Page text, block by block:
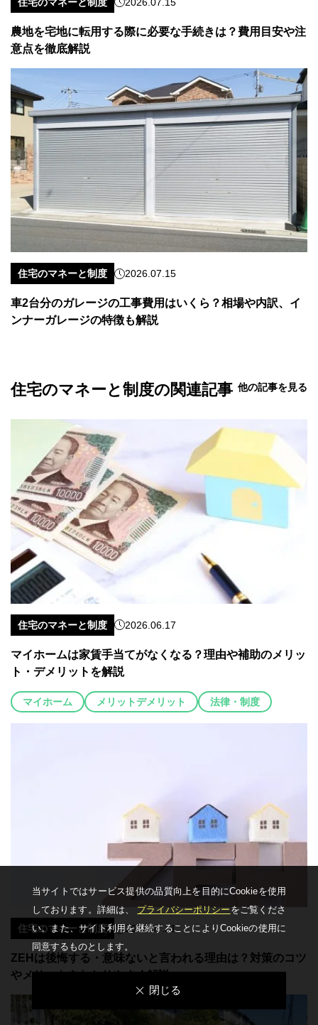
農地を宅地に転用する際に必要な手続きは？費用目安や注
意点を徹底解説
住宅のマネーと制度 2026.07.15
車2台分のガレージの工事費用はいくら？相場や内訳、イ
ンナーガレージの特徴も解説
住宅のマネーと制度の関連記事 他の記事を見る
住宅のマネーと制度 2026.06.17
マイホームは家賃手当てがなくなる？理由や補助のメリッ
ト・デメリットを解説
マイホーム メリットデメリット 法律・制度
住宅のマネーと制度 2026.07.21
ZEHは後悔する・意味ないと言われる理由は？対策のコツ
やメリットをわかりやすく解説
当サイトではサービス提供の品質向上を⽬的にCookieを使⽤
しております。詳細は、 プライバシーポリシー をご覧くださ
い。また、サイト利⽤を継続することによりCookieの使⽤に
同意するものとします。
閉じる